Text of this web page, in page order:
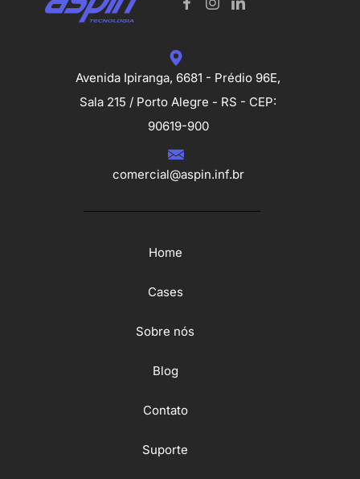
Avenida Ipiranga, 6681 - Prédio 96E,
Sala 215 / Porto Alegre - RS - CEP:
90619-900
comercial@aspin.inf.br
Home
Cases
Sobre nós
Blog
Contato
Suporte